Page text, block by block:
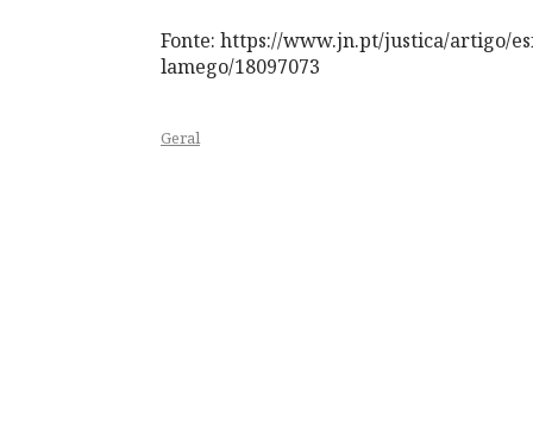
Fonte: https://www.jn.pt/justica/artigo/
lamego/18097073
Geral